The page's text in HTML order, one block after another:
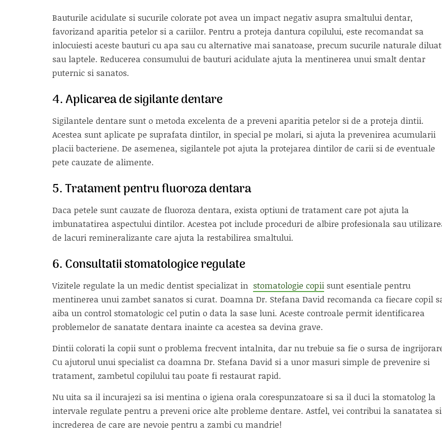
Bauturile acidulate si sucurile colorate pot avea un impact negativ asupra smaltului dentar,
favorizand aparitia petelor si a cariilor. Pentru a proteja dantura copilului, este recomandat sa
inlocuiesti aceste bauturi cu apa sau cu alternative mai sanatoase, precum sucurile naturale
sau laptele. Reducerea consumului de bauturi acidulate ajuta la mentinerea unui smalt dentar
puternic si sanatos.
4. Aplicarea de sigilante dentare
Sigilantele dentare sunt o metoda excelenta de a preveni aparitia petelor si de a proteja dintii.
Acestea sunt aplicate pe suprafata dintilor, in special pe molari, si ajuta la prevenirea acumularii
placii bacteriene. De asemenea, sigilantele pot ajuta la protejarea dintilor de carii si de eventuale
pete cauzate de alimente.
5. Tratament pentru fluoroza dentara
Daca petele sunt cauzate de fluoroza dentara, exista optiuni de tratament care pot ajuta la
imbunatatirea aspectului dintilor. Acestea pot include proceduri de albire profesionala sau
de lacuri remineralizante care ajuta la restabilirea smaltului.
6. Consultatii stomatologice regulate
Vizitele regulate la un medic dentist specializat in stomatologie copii sunt esentiale pentru
mentinerea unui zambet sanatos si curat. Doamna Dr. Stefana David recomanda ca fiecare copil
aiba un control stomatologic cel putin o data la sase luni. Aceste controale permit identificarea
problemelor de sanatate dentara inainte ca acestea sa devina grave.
Dintii colorati la copii sunt o problema frecvent intalnita, dar nu trebuie sa fie o sursa de
Cu ajutorul unui specialist ca doamna Dr. Stefana David si a unor masuri simple de prevenire si
tratament, zambetul copilului tau poate fi restaurat rapid.
Nu uita sa il incurajezi sa isi mentina o igiena orala corespunzatoare si sa il duci la stomatolog la
intervale regulate pentru a preveni orice alte probleme dentare. Astfel, vei contribui la sanatatea si
increderea de care are nevoie pentru a zambi cu mandrie!